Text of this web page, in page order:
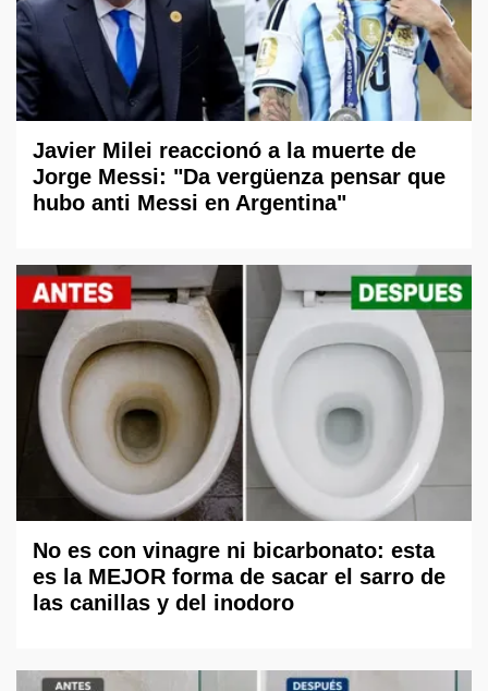
Javier Milei reaccionó a la muerte de
Jorge Messi: "Da vergüenza pensar que
hubo anti Messi en Argentina"
No es con vinagre ni bicarbonato: esta
es la MEJOR forma de sacar el sarro de
las canillas y del inodoro